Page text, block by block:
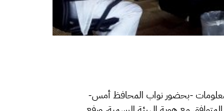
-بحضور نواب المحافظ أمس-